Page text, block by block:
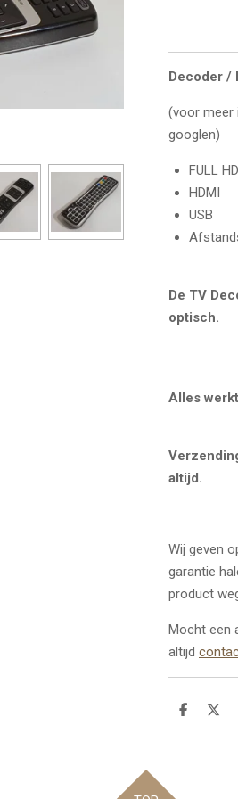
Decoder /
(voor meer
googlen)
FULL HD
HDMI
USB
De TV
optisch.
Alles
altijd.
Wij geven
garantie
product
Mocht een
altijd
D
D